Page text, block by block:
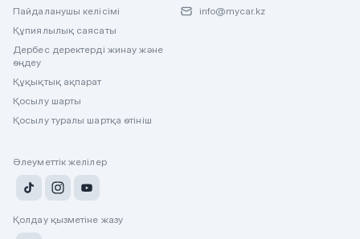
Пайдаланушы келісімі
Құпиялылық саясаты
Дербес деректерді жинау және
өңдеу
Құқықтық ақпарат
Қосылу шарты
Қосылу туралы шартқа өтініш
info@mycar.kz
Әлеуметтік желілер
Қолдау қызметіне жазу